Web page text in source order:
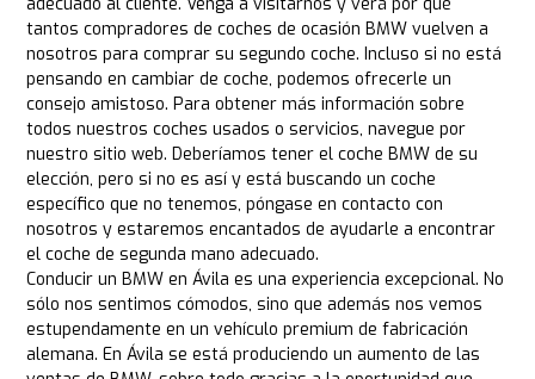
tantos compradores de coches de ocasión BMW vuelven a
nosotros para comprar su segundo coche. Incluso si no está
pensando en cambiar de coche, podemos ofrecerle un
consejo amistoso. Para obtener más información sobre
todos nuestros coches usados o servicios, navegue por
nuestro sitio web. Deberíamos tener el coche BMW de su
elección, pero si no es así y está buscando un coche
específico que no tenemos, póngase en contacto con
nosotros y estaremos encantados de ayudarle a encontrar
el coche de segunda mano adecuado.
Conducir un BMW en Ávila es una experiencia excepcional. No
sólo nos sentimos cómodos, sino que además nos vemos
estupendamente en un vehículo premium de fabricación
alemana. En Ávila se está produciendo un aumento de las